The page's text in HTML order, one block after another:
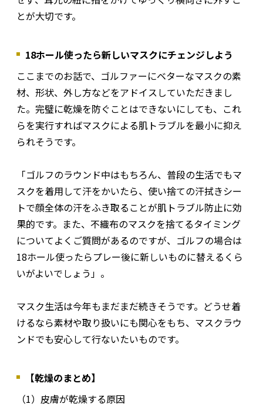
とが大切です。
18ホール使ったら新しいマスクにチェンジしよう
ここまでのお話で、ゴルファーにベターなマスクの素
材、形状、外し方などをアドイスしていただきまし
た。完璧に乾燥を防ぐことはできないにしても、これ
らを実行すればマスクによる肌トラブルを最小に抑え
られそうです。
「ゴルフのラウンド中はもちろん、普段の生活でもマ
スクを着用して汗をかいたら、使い捨ての汗拭きシー
トで顔全体の汗をふき取ることが肌トラブル防止に効
果的です。また、不織布のマスクを捨てるタイミング
についてよくご質問があるのですが、ゴルフの場合は
18ホール使ったらプレー後に新しいものに替えるくら
いがよいでしょう」。
マスク生活は今年もまだまだ続きそうです。どうせ着
けるなら素材や取り扱いにも関心をもち、マスクラウ
ンドでも安心して行ないたいものです。
【乾燥のまとめ】
（1）皮膚が乾燥する原因